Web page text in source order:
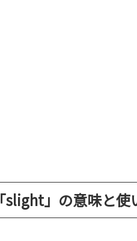
「slight」の意味と使